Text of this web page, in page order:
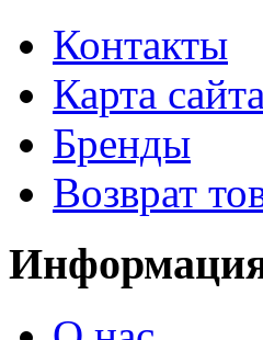
Контакты
Карта сайта
Бренды
Возврат